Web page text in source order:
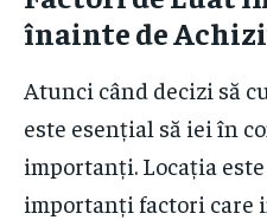
înainte de
Atunci când decizi să
este esențial să iei în
importanți. Locația
importanți factori care